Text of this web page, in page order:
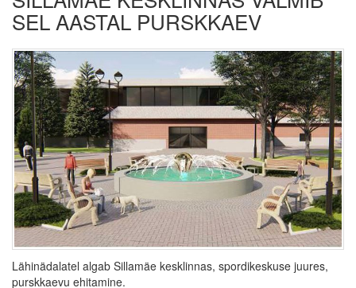
SEL AASTAL PURSKKAEV
Lähinädalatel algab Sillamäe kesklinnas, spordikeskuse juures,
purskkaevu ehitamine.